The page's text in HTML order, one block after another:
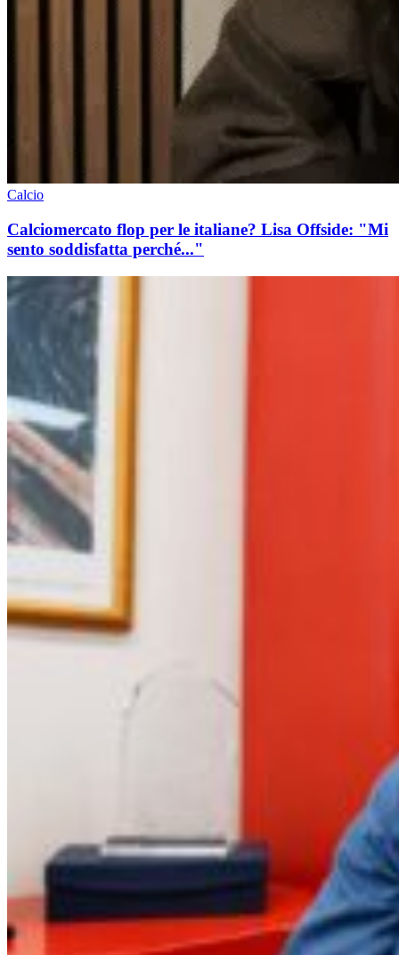
Calcio
Calciomercato flop per le italiane? Lisa Offside: "Mi
sento soddisfatta perché..."